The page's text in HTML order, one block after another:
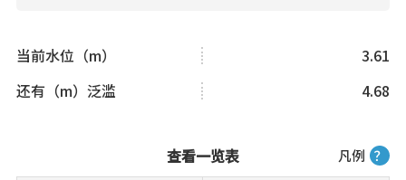
当前水位（m）
3.61
还有（m）泛滥
4.68
凡例 ？
查看一览表